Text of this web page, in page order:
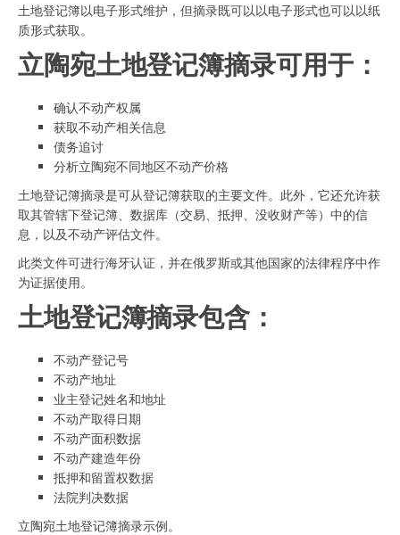
土地登记簿以电子形式维护，但摘录既可以以电子形式也可以以纸
质形式获取。
立陶宛土地登记簿摘录可用于：
确认不动产权属
获取不动产相关信息
债务追讨
分析立陶宛不同地区不动产价格
土地登记簿摘录是可从登记簿获取的主要文件。此外，它还允许获
取其管辖下登记簿、数据库（交易、抵押、没收财产等）中的信
息，以及不动产评估文件。
此类文件可进行海牙认证，并在俄罗斯或其他国家的法律程序中作
为证据使用。
土地登记簿摘录包含：
不动产登记号
不动产地址
业主登记姓名和地址
不动产取得日期
不动产面积数据
不动产建造年份
抵押和留置权数据
法院判决数据
立陶宛土地登记簿摘录示例。